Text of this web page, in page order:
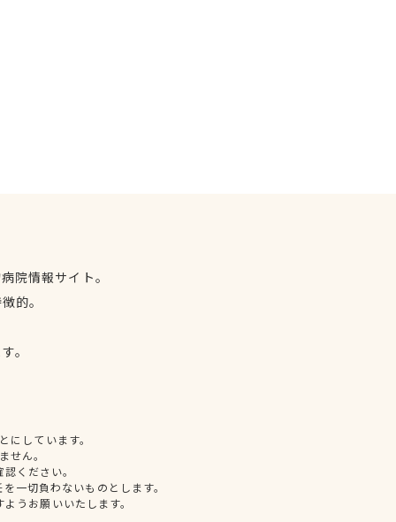
院情報サイト。
的。
。
しています。
せん。
ください。
一切負わないものとします。
うお願いいたします。